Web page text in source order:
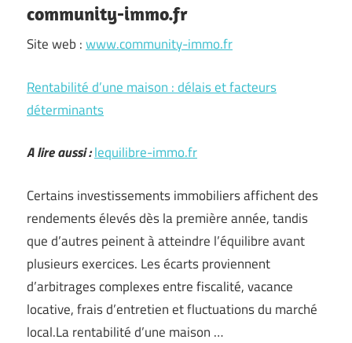
community-immo.fr
Site web :www.community-immo.fr
Rentabilité d’une maison : délais et facteurs
déterminants
A lire aussi :lequilibre-immo.fr
Certains investissements immobiliers affichent des
rendements élevés dès la première année, tandis
que d’autres peinent à atteindre l’équilibre avant
plusieurs exercices. Les écarts proviennent
d’arbitrages complexes entre fiscalité, vacance
locative, frais d’entretien et fluctuations du marché
local.La rentabilité d’une maison …